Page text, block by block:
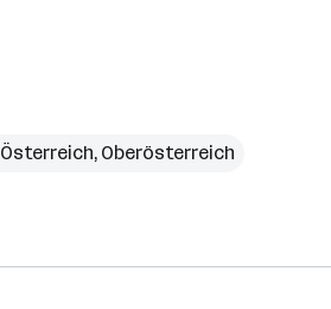
Österreich, Oberösterreich